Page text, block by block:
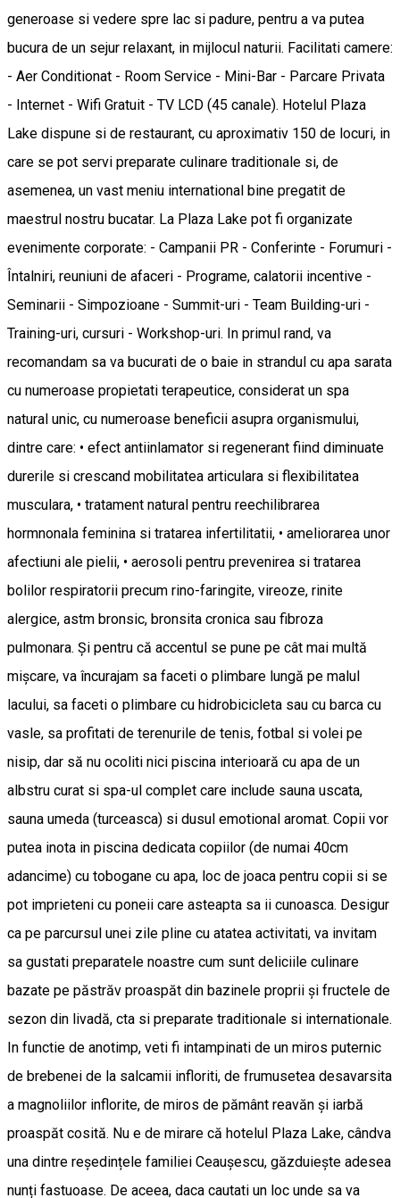
generoase si vedere spre lac si padure, pentru a va putea
bucura de un sejur relaxant, in mijlocul naturii. Facilitati camere:
- Aer Conditionat - Room Service - Mini-Bar - Parcare Privata
- Internet - Wifi Gratuit - TV LCD (45 canale). Hotelul Plaza
Lake dispune si de restaurant, cu aproximativ 150 de locuri, in
care se pot servi preparate culinare traditionale si, de
asemenea, un vast meniu international bine pregatit de
maestrul nostru bucatar. La Plaza Lake pot fi organizate
evenimente corporate: - Campanii PR - Conferinte - Forumuri -
Întalniri, reuniuni de afaceri - Programe, calatorii incentive -
Seminarii - Simpozioane - Summit-uri - Team Building-uri -
Training-uri, cursuri - Workshop-uri. In primul rand, va
recomandam sa va bucurati de o baie in strandul cu apa sarata
cu numeroase propietati terapeutice, considerat un spa
natural unic, cu numeroase beneficii asupra organismului,
dintre care: • efect antiinlamator si regenerant fiind diminuate
durerile si crescand mobilitatea articulara si flexibilitatea
musculara, • tratament natural pentru reechilibrarea
hormnonala feminina si tratarea infertilitatii, • ameliorarea unor
afectiuni ale pielii, • aerosoli pentru prevenirea si tratarea
bolilor respiratorii precum rino-faringite, vireoze, rinite
alergice, astm bronsic, bronsita cronica sau fibroza
pulmonara. Și pentru că accentul se pune pe cât mai multă
mișcare, va încurajam sa faceti o plimbare lungă pe malul
lacului, sa faceti o plimbare cu hidrobicicleta sau cu barca cu
vasle, sa profitati de terenurile de tenis, fotbal si volei pe
nisip, dar să nu ocoliti nici piscina interioară cu apa de un
albstru curat si spa-ul complet care include sauna uscata,
sauna umeda (turceasca) si dusul emotional aromat. Copii vor
putea inota in piscina dedicata copiilor (de numai 40cm
adancime) cu tobogane cu apa, loc de joaca pentru copii si se
pot imprieteni cu poneii care asteapta sa ii cunoasca. Desigur
ca pe parcursul unei zile pline cu atatea activitati, va invitam
sa gustati preparatele noastre cum sunt deliciile culinare
bazate pe păstrăv proaspăt din bazinele proprii și fructele de
sezon din livadă, cta si preparate traditionale si internationale.
In functie de anotimp, veti fi intampinati de un miros puternic
de brebenei de la salcamii infloriti, de frumusetea desavarsita
a magnoliilor inflorite, de miros de pământ reavăn și iarbă
proaspăt cosită. Nu e de mirare că hotelul Plaza Lake, cândva
una dintre reședințele familiei Ceaușescu, găzduiește adesea
nunți fastuoase. De aceea, daca cautati un loc unde sa va